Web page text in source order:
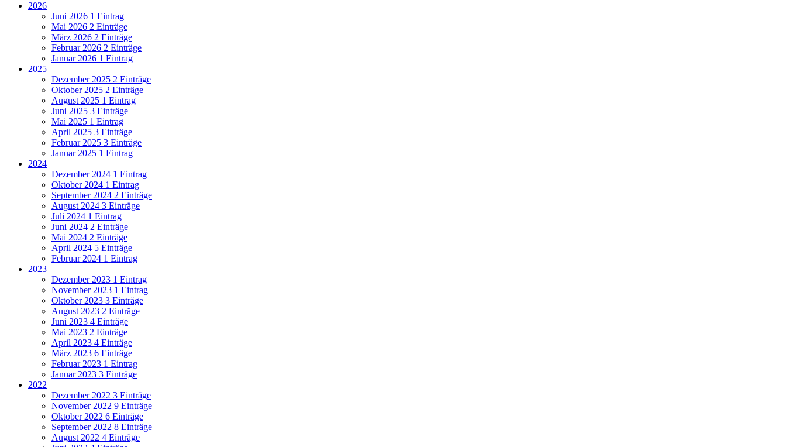
2026
Juni 2026 1 Eintrag
Mai 2026 2 Einträge
März 2026 2 Einträge
Februar 2026 2 Einträge
Januar 2026 1 Eintrag
2025
Dezember 2025 2 Einträge
Oktober 2025 2 Einträge
August 2025 1 Eintrag
Juni 2025 3 Einträge
Mai 2025 1 Eintrag
April 2025 3 Einträge
Februar 2025 3 Einträge
Januar 2025 1 Eintrag
2024
Dezember 2024 1 Eintrag
Oktober 2024 1 Eintrag
September 2024 2 Einträge
August 2024 3 Einträge
Juli 2024 1 Eintrag
Juni 2024 2 Einträge
Mai 2024 2 Einträge
April 2024 5 Einträge
Februar 2024 1 Eintrag
2023
Dezember 2023 1 Eintrag
November 2023 1 Eintrag
Oktober 2023 3 Einträge
August 2023 2 Einträge
Juni 2023 4 Einträge
Mai 2023 2 Einträge
April 2023 4 Einträge
März 2023 6 Einträge
Februar 2023 1 Eintrag
Januar 2023 3 Einträge
2022
Dezember 2022 3 Einträge
November 2022 9 Einträge
Oktober 2022 6 Einträge
September 2022 8 Einträge
August 2022 4 Einträge